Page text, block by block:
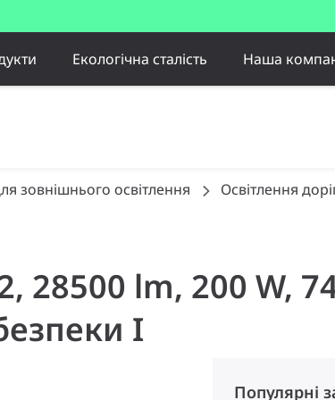
Екологічна сталість Наша
зовнішнього освітлення Освітлення
28500 lm, 200 W,
I
Популярні